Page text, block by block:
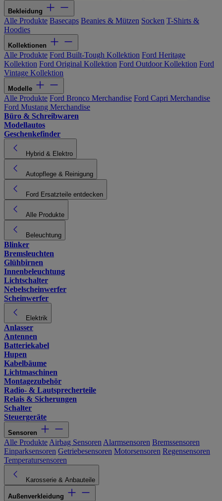
Bekleidung
Alle Produkte Basecaps Beanies & Mützen Socken T-Shirts &
Hoodies
Kollektionen
Alle Produkte Ford Built-Tough Kollektion Ford Heritage
Kollektion Ford Original Kollektion Ford Outdoor Kollektion Ford
Vintage Kollektion
Modelle
Alle Produkte Ford Bronco Merchandise Ford Capri Merchandise
Ford Mustang Merchandise
Büro & Schreibwaren
Modellautos
Geschenkefinder
Hybrid & Elektro
Autopflege & Reinigung
Ford Ersatzteile entdecken
Alle Produkte
Beleuchtung
Blinker
Bremsleuchten
Glühbirnen
Innenbeleuchtung
Lichtschalter
Nebelscheinwerfer
Scheinwerfer
Elektrik
Anlasser
Antennen
Batteriekabel
Hupen
Kabelbäume
Lichtmaschinen
Montagezubehör
Radio- & Lautsprecherteile
Relais & Sicherungen
Schalter
Steuergeräte
Sensoren
Alle Produkte Airbag Sensoren Alarmsensoren Bremssensoren
Einparksensoren Getriebesensoren Motorsensoren Regensensoren
Temperatursensoren
Karosserie & Anbauteile
Außenverkleidung